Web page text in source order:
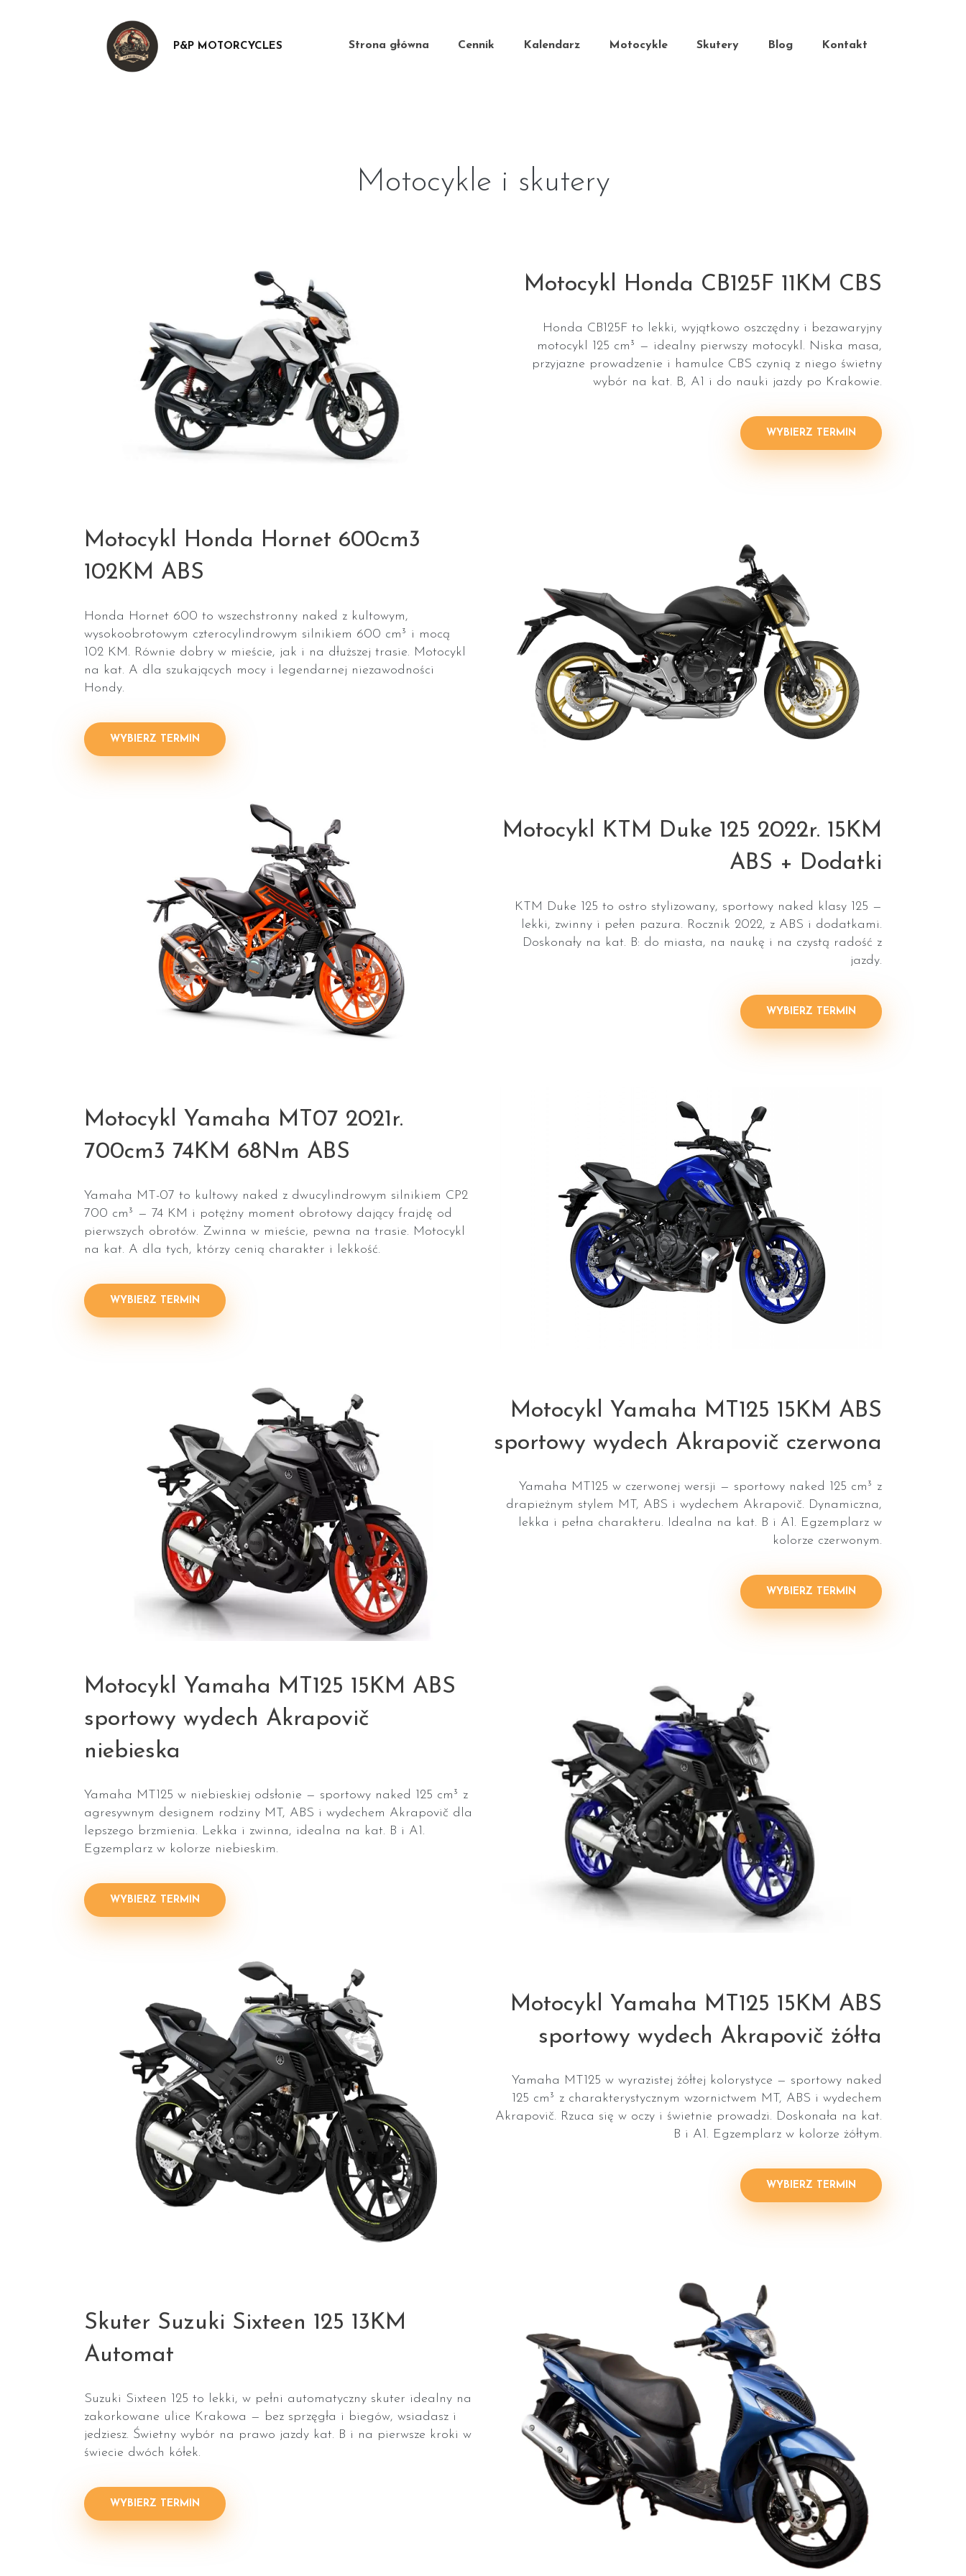
P&P MOTORCYCLES Strona główna Cennik Kalendarz Motocykle Skutery Blog Kontakt
Motocykle i skutery
Motocykl Honda CB125F 11KM CBS
Honda CB125F to lekki, wyjątkowo oszczędny i bezawaryjny
motocykl 125 cm³ — idealny pierwszy motocykl. Niska masa,
przyjazne prowadzenie i hamulce CBS czynią z niego świetny
wybór na kat. B, A1 i do nauki jazdy po Krakowie.
WYBIERZ TERMIN
Motocykl Honda Hornet 600cm3
102KM ABS
Honda Hornet 600 to wszechstronny naked z kultowym,
wysokoobrotowym czterocylindrowym silnikiem 600 cm³ i mocą
102 KM. Równie dobry w mieście, jak i na dłuższej trasie. Motocykl
na kat. A dla szukających mocy i legendarnej niezawodności
Hondy.
WYBIERZ TERMIN
Motocykl KTM Duke 125 2022r. 15KM
ABS + Dodatki
KTM Duke 125 to ostro stylizowany, sportowy naked klasy 125 —
lekki, zwinny i pełen pazura. Rocznik 2022, z ABS i dodatkami.
Doskonały na kat. B: do miasta, na naukę i na czystą radość z
jazdy.
WYBIERZ TERMIN
Motocykl Yamaha MT07 2021r.
700cm3 74KM 68Nm ABS
Yamaha MT-07 to kultowy naked z dwucylindrowym silnikiem CP2
700 cm³ — 74 KM i potężny moment obrotowy dający frajdę od
pierwszych obrotów. Zwinna w mieście, pewna na trasie. Motocykl
na kat. A dla tych, którzy cenią charakter i lekkość.
WYBIERZ TERMIN
Motocykl Yamaha MT125 15KM ABS
sportowy wydech Akrapovič czerwona
Yamaha MT125 w czerwonej wersji — sportowy naked 125 cm³ z
drapieżnym stylem MT, ABS i wydechem Akrapovič. Dynamiczna,
lekka i pełna charakteru. Idealna na kat. B i A1. Egzemplarz w
kolorze czerwonym.
WYBIERZ TERMIN
Motocykl Yamaha MT125 15KM ABS
sportowy wydech Akrapovič
niebieska
Yamaha MT125 w niebieskiej odsłonie — sportowy naked 125 cm³ z
agresywnym designem rodziny MT, ABS i wydechem Akrapovič dla
lepszego brzmienia. Lekka i zwinna, idealna na kat. B i A1.
Egzemplarz w kolorze niebieskim.
WYBIERZ TERMIN
Motocykl Yamaha MT125 15KM ABS
sportowy wydech Akrapovič żółta
Yamaha MT125 w wyrazistej żółtej kolorystyce — sportowy naked
125 cm³ z charakterystycznym wzornictwem MT, ABS i wydechem
Akrapovič. Rzuca się w oczy i świetnie prowadzi. Doskonała na kat.
B i A1. Egzemplarz w kolorze żółtym.
WYBIERZ TERMIN
Skuter Suzuki Sixteen 125 13KM
Automat
Suzuki Sixteen 125 to lekki, w pełni automatyczny skuter idealny na
zakorkowane ulice Krakowa — bez sprzęgła i biegów, wsiadasz i
jedziesz. Świetny wybór na prawo jazdy kat. B i na pierwsze kroki w
świecie dwóch kółek.
WYBIERZ TERMIN